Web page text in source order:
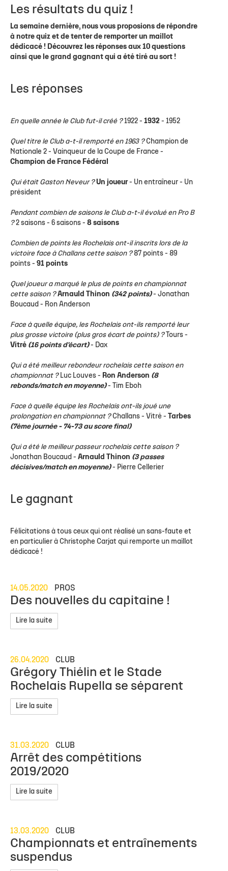
Les résultats du quiz !
La semaine dernière, nous vous proposions de répondre
à notre quiz et de tenter de remporter un maillot
dédicacé ! Découvrez les réponses aux 10 questions
ainsi que le grand gagnant qui a été tiré au sort !
Les réponses
En quelle année le Club fut-il créé ?1922 - 1932 - 1952
Quel titre le Club a-t-il remporté en 1963 ?Champion de
Nationale 2 - Vainqueur de la Coupe de France -
Champion de France Fédéral
Qui était Gaston Neveur ? Un joueur- Un entraîneur - Un
président
Pendant combien de saisons le Club a-t-il évolué en Pro B
?2 saisons - 6 saisons - 8 saisons
Combien de points les Rochelais ont-il inscrits lors de la
victoire face à Challans cette saison ?87 points - 89
points - 91 points
Quel joueur a marqué le plus de points en championnat
cette saison ? Arnauld Thinon (342 points)- Jonathan
Boucaud - Ron Anderson
Face à quelle équipe, les Rochelais ont-ils remporté leur
plus grosse victoire (plus gros écart de points) ?Tours -
Vitré (16 points d'écart)- Dax
Qui a été meilleur rebondeur rochelais cette saison en
championnat ?Luc Louves - Ron Anderson (8
rebonds/match en moyenne)- Tim Eboh
Face à quelle équipe les Rochelais ont-ils joué une
prolongation en championnat ?Challans - Vitré -
Tarbes
(7ème journée - 74-73 au score final)
Qui a été le meilleur passeur rochelais cette saison ?
Jonathan Boucaud - Arnauld Thinon (3 passes
décisives/match en moyenne)- Pierre Cellerier
Le gagnant
Félicitations à tous ceux qui ont réalisé un sans-faute et
en particulier à Christophe Carjat qui remporte un maillot
dédicacé !
14.05.2020 PROS
Des nouvelles du capitaine !
Lire la suite
26.04.2020 CLUB
Grégory Thiélin et le Stade
Rochelais Rupella se séparent
Lire la suite
31.03.2020 CLUB
Arrêt des compétitions
2019/2020
Lire la suite
13.03.2020 CLUB
Championnats et entraînements
suspendus